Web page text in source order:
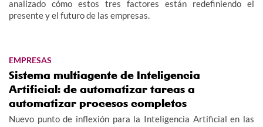
analizado cómo estos tres factores están redefiniendo el
presente y el futuro de las empresas.
EMPRESAS
Sistema multiagente de Inteligencia
Artificial: de automatizar tareas a
automatizar procesos completos
Nuevo punto de inflexión para la Inteligencia Artificial en las